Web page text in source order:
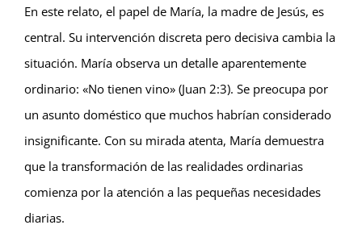
En este relato, el papel de María, la madre de Jesús, es
central. Su intervención discreta pero decisiva cambia la
situación. María observa un detalle aparentemente
ordinario: «No tienen vino» (Juan 2:3). Se preocupa por
un asunto doméstico que muchos habrían considerado
insignificante. Con su mirada atenta, María demuestra
que la transformación de las realidades ordinarias
comienza por la atención a las pequeñas necesidades
diarias.